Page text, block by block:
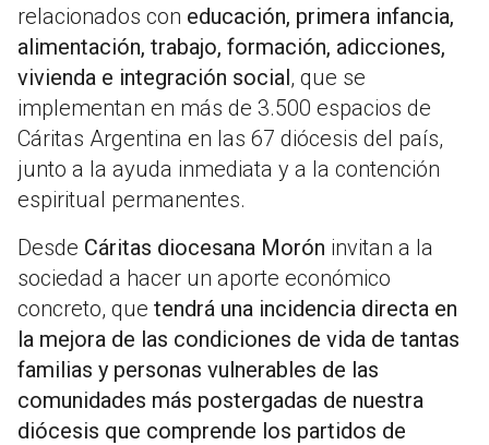
relacionados con educación, primera infancia,
alimentación, trabajo, formación, adicciones,
vivienda e integración social, que se
implementan en más de 3.500 espacios de
Cáritas Argentina en las 67 diócesis del país,
junto a la ayuda inmediata y a la contención
espiritual permanentes.
Desde Cáritas diocesana Morón invitan a la
sociedad a hacer un aporte económico
concreto, que tendrá una incidencia directa en
la mejora de las condiciones de vida de tantas
familias y personas vulnerables de las
comunidades más postergadas de nuestra
diócesis que comprende los partidos de